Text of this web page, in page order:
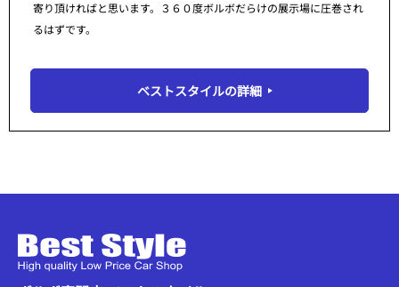
寄り頂ければと思います。３６０度ボルボだらけの展示場に圧巻され
るはずです。
ベストスタイルの詳細